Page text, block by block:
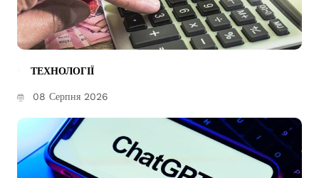
ТЕХНОЛОГІЇ
08 Серпня 2026